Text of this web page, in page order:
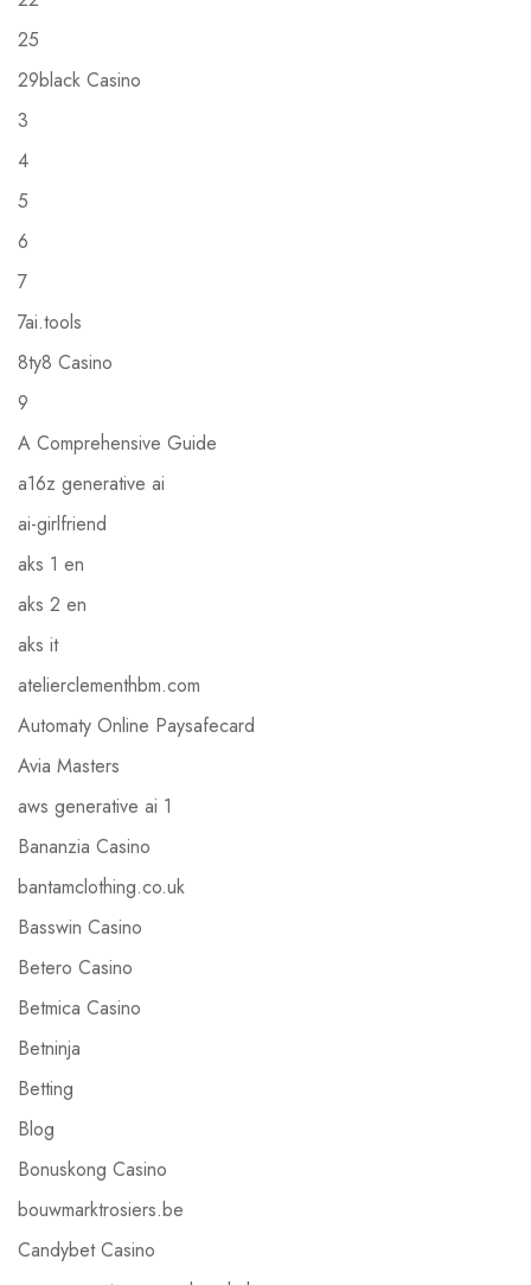
25
29black Casino
3
4
5
6
7
7ai.tools
8ty8 Casino
9
A Comprehensive Guide
a16z generative ai
ai-girlfriend
aks 1 en
aks 2 en
aks it
atelierclementhbm.com
Automaty Online Paysafecard
Avia Masters
aws generative ai 1
Bananzia Casino
bantamclothing.co.uk
Basswin Casino
Betero Casino
Betmica Casino
Betninja
Betting
Blog
Bonuskong Casino
bouwmarktrosiers.be
Candybet Casino